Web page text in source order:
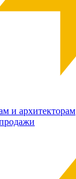
и архитекторам